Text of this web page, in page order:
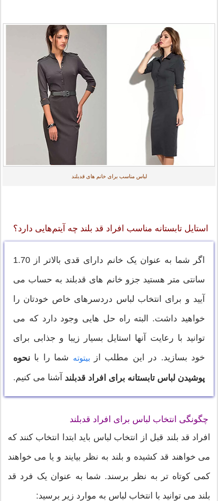
لباس مناسب برای خانم های قدبلند
استایل تابستانه مناسب افراد قد بلند چه آیتم‌هایی دارد؟
اگر شما به عنوان یک خانم دارای قدی بالاتر از 1.70
سانتی متر هستید جزو خانم های قدبلند به حساب می
آیید و برای انتخاب لباس دردسرهای خاص خودتان را
خواهید داشت. البته راه حل هایی وجود دارد که می
توانید با رعایت آنها استایل بسیار زیبا و جذابی برای
خود بسازید. در این مطلب از
بیتوته شما را بانحوه
پوشیدن لباس تابستانه برای افراد قدبلند آشنا می کنیم.
چگونگی انتخاب لباس برای افراد قدبلند
افراد قد بلند قبل از انتخاب لباس باید ابتدا انتخاب کنند که
می خواهند قد کشیده و بلند به نظر بیایند و یا می خواهند
کمی کوتاه تر به نظر برسند. شما به عنوان یک فرد قد
بلند می توانید با انتخاب لباس به موارد زیر برسید: